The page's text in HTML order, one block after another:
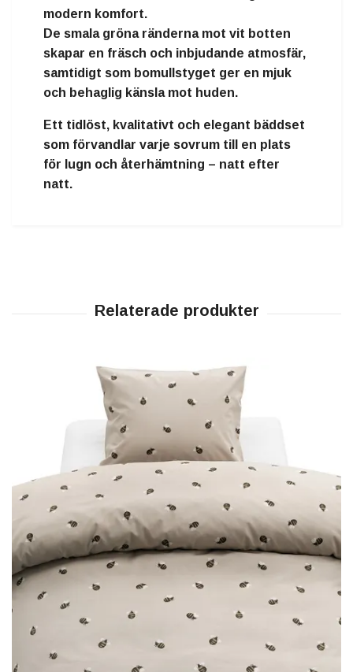
modern komfort.
De smala gröna ränderna mot vit botten
skapar en fräsch och inbjudande atmosfär,
samtidigt som bomullstyget ger en mjuk
och behaglig känsla mot huden.
Ett tidlöst, kvalitativt och elegant bäddset
som förvandlar varje sovrum till en plats
för lugn och återhämtning – natt efter
natt.